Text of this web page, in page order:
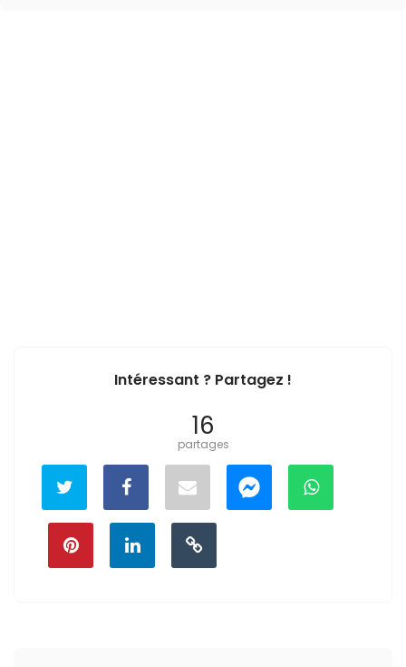
Intéressant ? Partagez !
16
partages